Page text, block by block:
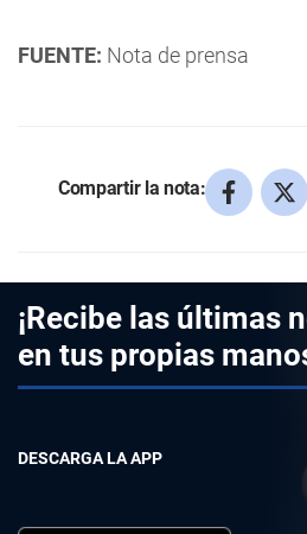
FUENTE: Nota de prensa
Compartir la nota:
¡Recibe las últimas
en tus propias
DESCARGA LA APP